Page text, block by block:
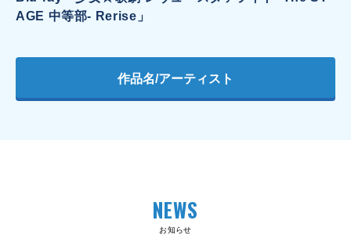
AGE 中等部- Rerise」
作品名/アーティスト
NEWS
お知らせ